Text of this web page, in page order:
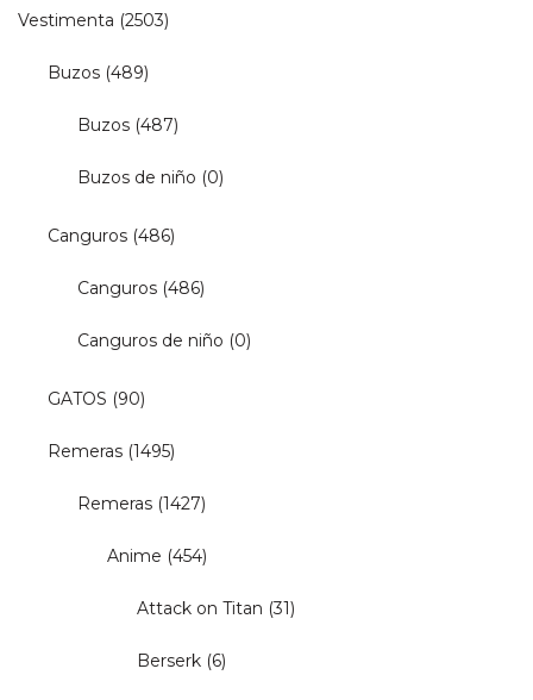
Vestimenta (2503)
Buzos (489)
Buzos (487)
Buzos de niño (0)
Canguros (486)
Canguros (486)
Canguros de niño (0)
GATOS (90)
Remeras (1495)
Remeras (1427)
Anime (454)
Attack on Titan (31)
Berserk (6)